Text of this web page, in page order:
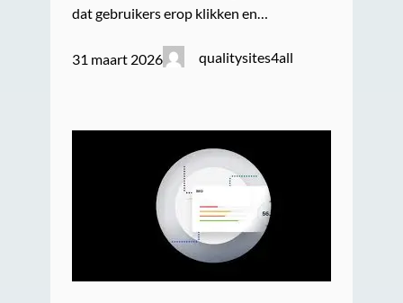
dat gebruikers erop klikken en…
31 maart 2026 qualitysites4all